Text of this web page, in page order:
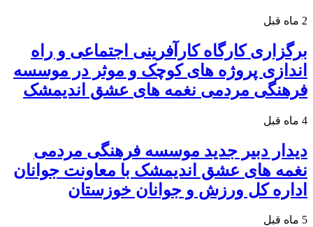
2 ماه قبل
برگزاری کارگاه کارآفرینی اجتماعی و راه
اندازی پروژه های کوچک و موثر در موسسه
فرهنگی مردمی نغمه های عشق اندیمشک
4 ماه قبل
دیدار دبیر جدید موسسه فرهنگی مردمی
نغمه های عشق اندیمشک با معاونت جوانان
اداره کل ورزش و جوانان خوزستان
5 ماه قبل